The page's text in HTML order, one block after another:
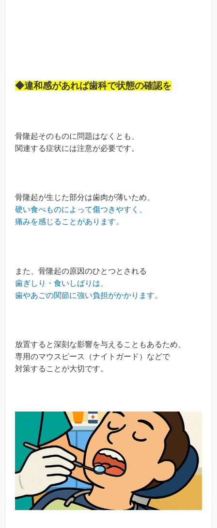
◆違和感があれば歯科で状態の確認を
骨隆起そのものに問題はなくとも、
関連する症状には注意が必要です。
骨隆起が生じた部分は歯肉が薄いため、
硬い食べものによって傷つきやすく、
痛みを感じることがあります。
また、骨隆起の原因のひとつとされる
歯ぎしり・食いしばりは、
歯やあごの関節に強い負担がかかります。
放置すると深刻な影響を与えることもあるため、
専用のマウスピース（ナイトガード）などで
対策することが大切です。